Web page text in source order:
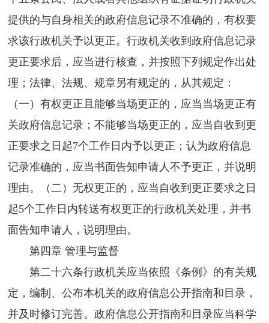
提供的与自身相关的政府信息记录不准确的，有权要
求该行政机关予以更正。行政机关收到政府信息记录
更正要求后，应当进行核查，并按照下列规定作出处
理；法律、法规、规章另有规定的，从其规定：
（一）有权更正且能够当场更正的，应当当场更正有
关政府信息记录；不能够当场更正的，应当自收到更
正要求之日起7个工作日内予以更正；认为政府信息
记录准确的，应当书面告知申请人不予更正，并说明
理由。（二）无权更正的，应当自收到更正要求之日
起5个工作日内转送有权更正的行政机关处理，并书
面告知申请人，说明理由。
第四章 管理与监督
第二十六条行政机关应当依照《条例》的有关规
定，编制、公布本机关的政府信息公开指南和目录，
并及时修订完善。政府信息公开指南和目录应当科学